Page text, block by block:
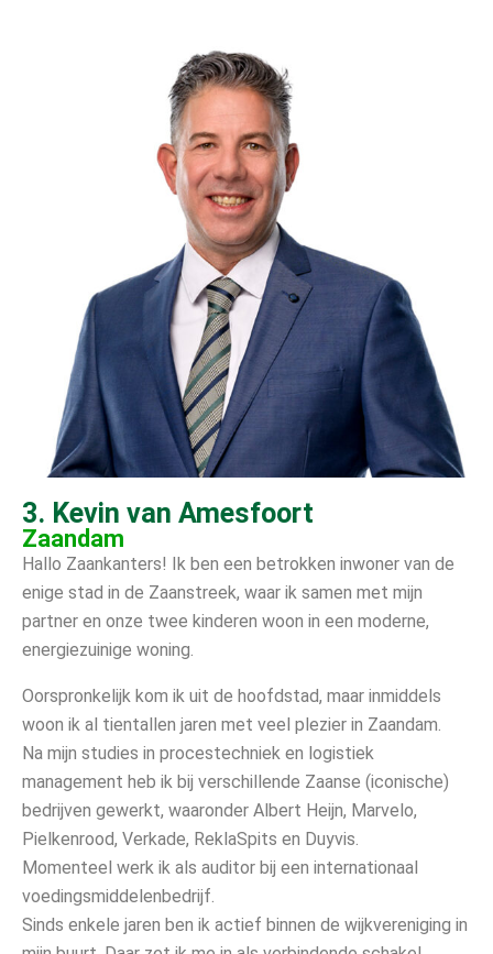
3. Kevin van Amesfoort
Zaandam
Hallo Zaankanters! Ik ben een betrokken inwoner van de
enige stad in de Zaanstreek, waar ik samen met mijn
partner en onze twee kinderen woon in een moderne,
energiezuinige woning.
Oorspronkelijk kom ik uit de hoofdstad, maar inmiddels
woon ik al tientallen jaren met veel plezier in Zaandam.
Na mijn studies in procestechniek en logistiek
management heb ik bij verschillende Zaanse (iconische)
bedrijven gewerkt, waaronder Albert Heijn, Marvelo,
Pielkenrood, Verkade, ReklaSpits en Duyvis.
Momenteel werk ik als auditor bij een internationaal
voedingsmiddelenbedrijf.
Sinds enkele jaren ben ik actief binnen de wijkvereniging in